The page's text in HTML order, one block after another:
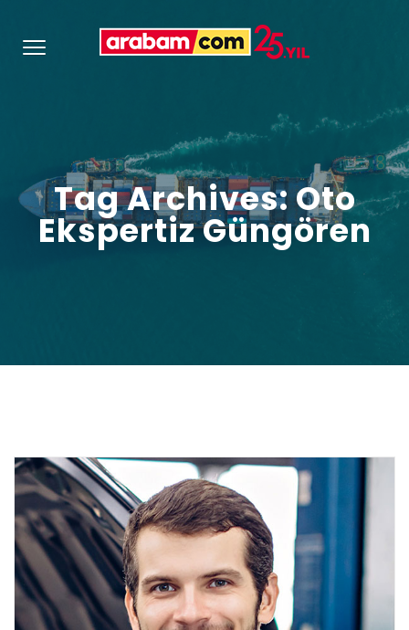
Tag Archives: Oto
Ekspertiz Güngören